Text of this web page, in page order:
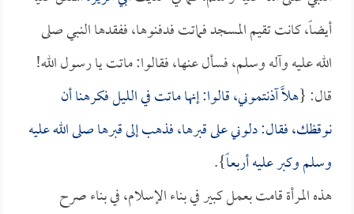
أيضاً، كانت تقيم المسجد فماتت فدفنوها، ففقدها النبي صلى
الله عليه وآله وسلم، فسأل عنها، فقالوا: ماتت يا رسول الله!
قال: {هلَّا آذنتموني، قالوا: إنها ماتت في الليل فكرهنا أن
نوقظك، فقال: دلوني على قبرها، فذهب إلى قبرها صلى الله عليه
وسلم وكبر عليه أربعاً}.
هذه المرأة قامت بعمل كبير في بناء الإسلام، في بناء صرح